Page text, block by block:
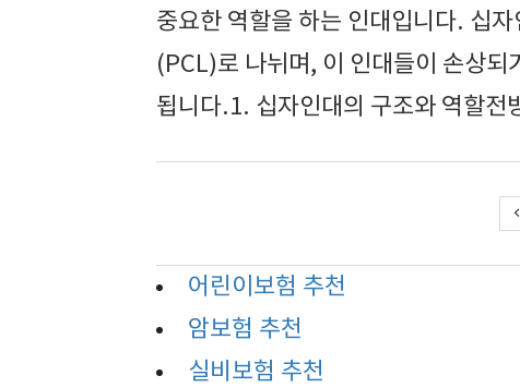
중요한 역할을 하는 인대입니다. 십
(PCL)로 나뉘며, 이 인대들이 손상되
됩니다.1. 십자인대의 구조와 역할전
어린이보험 추천
암보험 추천
실비보험 추천